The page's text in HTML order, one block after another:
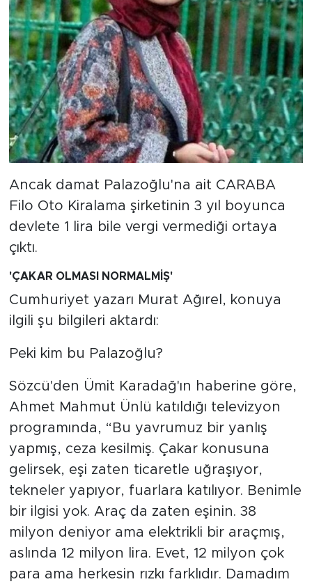
Ancak damat Palazoğlu'na ait CARABA
Filo Oto Kiralama şirketinin 3 yıl boyunca
devlete 1 lira bile vergi vermediği ortaya
çıktı.
'ÇAKAR OLMASI NORMALMİŞ'
Cumhuriyet yazarı Murat Ağırel, konuya
ilgili şu bilgileri aktardı:
Peki kim bu Palazoğlu?
Sözcü'den Ümit Karadağ'ın haberine göre,
Ahmet Mahmut Ünlü katıldığı televizyon
programında, “Bu yavrumuz bir yanlış
yapmış, ceza kesilmiş. Çakar konusuna
gelirsek, eşi zaten ticaretle uğraşıyor,
tekneler yapıyor, fuarlara katılıyor. Benimle
bir ilgisi yok. Araç da zaten eşinin. 38
milyon deniyor ama elektrikli bir araçmış,
aslında 12 milyon lira. Evet, 12 milyon çok
para ama herkesin rızkı farklıdır. Damadım